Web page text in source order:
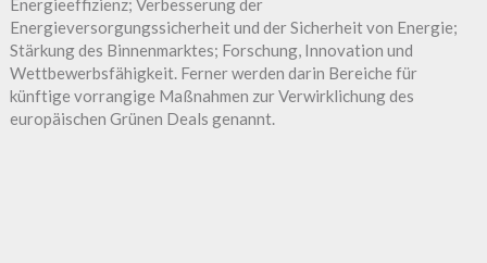
Energieeffizienz; Verbesserung der
Energieversorgungssicherheit und der Sicherheit von Energie;
Stärkung des Binnenmarktes; Forschung, Innovation und
Wettbewerbsfähigkeit. Ferner werden darin Bereiche für
künftige vorrangige Maßnahmen zur Verwirklichung des
europäischen Grünen Deals genannt.